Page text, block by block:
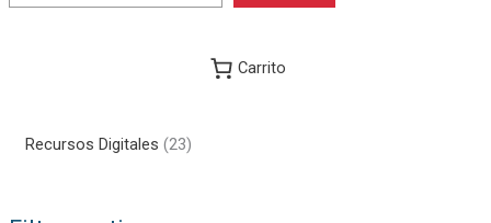
Carrito
Recursos Digitales 232